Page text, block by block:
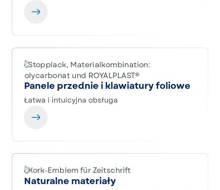
Panele przednie i klawiatury foliowe
Łatwa i intuicyjna obsługa
Naturalne materiały